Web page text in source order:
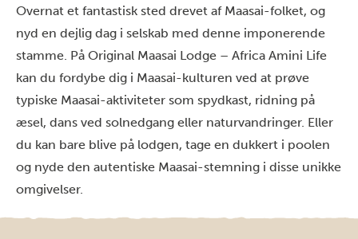
Overnat et fantastisk sted drevet af Maasai-folket, og
nyd en dejlig dag i selskab med denne imponerende
stamme. På Original Maasai Lodge – Africa Amini Life
kan du fordybe dig i Maasai-kulturen ved at prøve
typiske Maasai-aktiviteter som spydkast, ridning på
æsel, dans ved solnedgang eller naturvandringer. Eller
du kan bare blive på lodgen, tage en dukkert i poolen
og nyde den autentiske Maasai-stemning i disse unikke
omgivelser.